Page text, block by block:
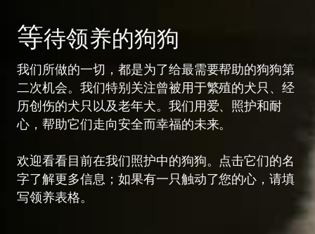
等待领养的狗狗
我们所做的一切，都是为了给最需要帮助的狗狗第
二次机会。我们特别关注曾被用于繁殖的犬只、经
历创伤的犬只以及老年犬。我们用爱、照护和耐
心，帮助它们走向安全而幸福的未来。
欢迎看看目前在我们照护中的狗狗。点击它们的名
字了解更多信息；如果有一只触动了您的心，请填
写领养表格。